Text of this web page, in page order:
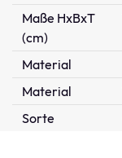
Maße HxBxT
(cm)
Material
Material
Sorte